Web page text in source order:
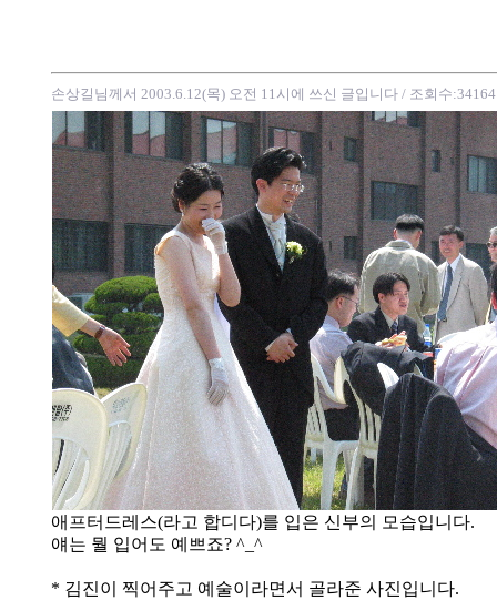
손상길님께서 2003.6.12(목) 오전 11시에 쓰신 글입니다 / 조회수:34164
애프터드레스(라고 합디다)를 입은 신부의 모습입니다.
얘는 뭘 입어도 예쁘죠? ^_^
* 김진이 찍어주고 예술이라면서 골라준 사진입니다.